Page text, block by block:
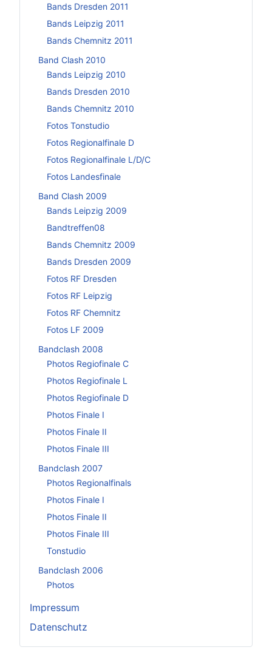
Bands Dresden 2011
Bands Leipzig 2011
Bands Chemnitz 2011
Band Clash 2010
Bands Leipzig 2010
Bands Dresden 2010
Bands Chemnitz 2010
Fotos Tonstudio
Fotos Regionalfinale D
Fotos Regionalfinale L/D/C
Fotos Landesfinale
Band Clash 2009
Bands Leipzig 2009
Bandtreffen08
Bands Chemnitz 2009
Bands Dresden 2009
Fotos RF Dresden
Fotos RF Leipzig
Fotos RF Chemnitz
Fotos LF 2009
Bandclash 2008
Photos Regiofinale C
Photos Regiofinale L
Photos Regiofinale D
Photos Finale I
Photos Finale II
Photos Finale III
Bandclash 2007
Photos Regionalfinals
Photos Finale I
Photos Finale II
Photos Finale III
Tonstudio
Bandclash 2006
Photos
Impressum
Datenschutz